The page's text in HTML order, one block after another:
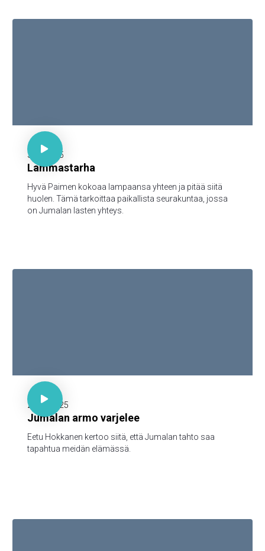
30 minuuttia

3.11.2025
Lammastarha
Hyvä Paimen kokoaa lampaansa yhteen ja pitää siitä
huolen. Tämä tarkoittaa paikallista seurakuntaa, jossa
on Jumalan lasten yhteys.
30 minuuttia

20.10.2025
Jumalan armo varjelee
Eetu Hokkanen kertoo siitä, että Jumalan tahto saa
tapahtua meidän elämässä.